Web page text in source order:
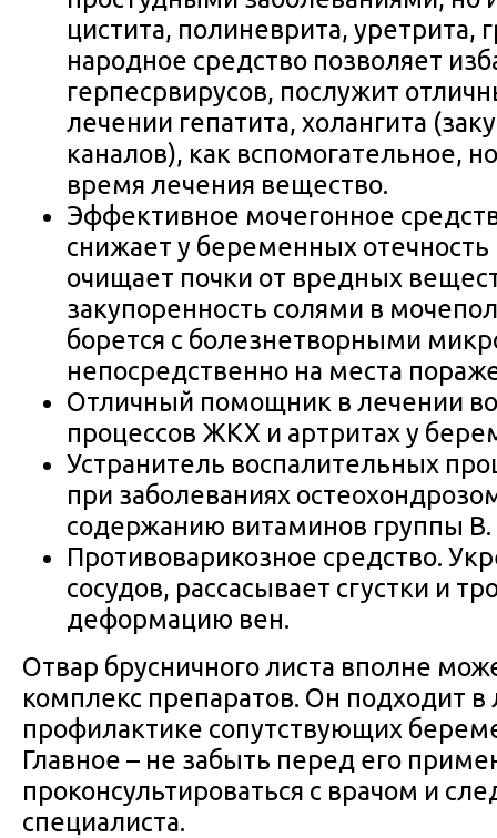
цистита, полиневрита, уретрита,
народное средство позволяет
герпесрвирусов, послужит
лечении гепатита, холангита
каналов), как вспомогательное,
время лечения вещество.
Эффективное мочегонное
снижает у беременных
очищает почки от вредных
закупоренность солями в
борется с болезнетворными
непосредственно на места
Отличный помощник в лечении
процессов ЖКХ и артритах у
Устранитель воспалительных
при заболеваниях
содержанию витаминов группы В.
Противоварикозное средство.
сосудов, рассасывает сгустки и
деформацию вен.
Отвар брусничного листа вполне
комплекс препаратов. Он подходит в
профилактике сопутствующих
Главное – не забыть перед его
проконсультироваться с врачом и
специалиста.